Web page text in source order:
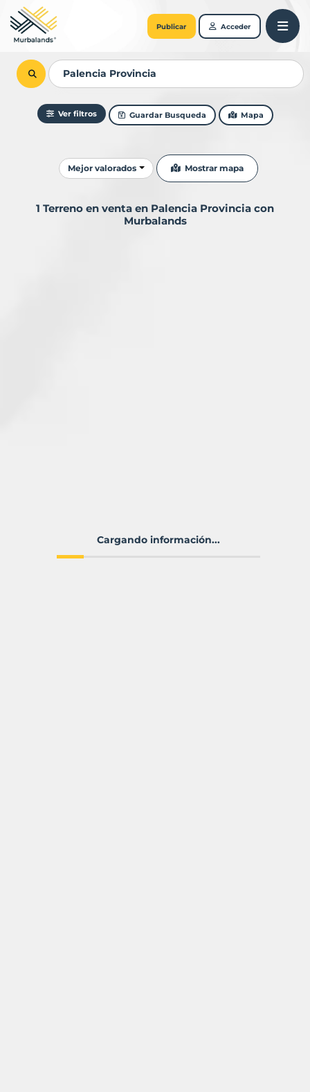
Publicar Acceder
Ver filtros Guardar Busqueda Mapa
Ordenar resultados
Mejor valorados Mostrar mapa
1 Terreno en venta en Palencia Provincia con
Murbalands
Cargando información...